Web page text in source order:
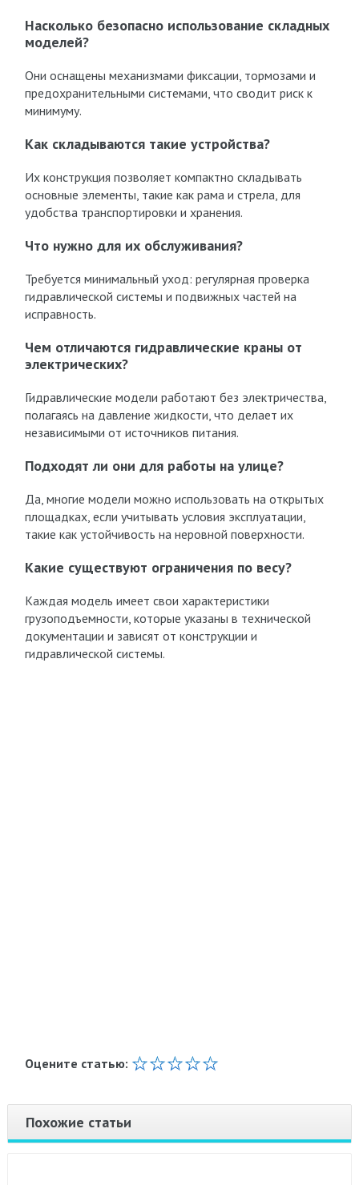
Насколько безопасно использование складных
моделей?
Они оснащены механизмами фиксации, тормозами и
предохранительными системами, что сводит риск к
минимуму.
Как складываются такие устройства?
Их конструкция позволяет компактно складывать
основные элементы, такие как рама и стрела, для
удобства транспортировки и хранения.
Что нужно для их обслуживания?
Требуется минимальный уход: регулярная проверка
гидравлической системы и подвижных частей на
исправность.
Чем отличаются гидравлические краны от
электрических?
Гидравлические модели работают без электричества,
полагаясь на давление жидкости, что делает их
независимыми от источников питания.
Подходят ли они для работы на улице?
Да, многие модели можно использовать на открытых
площадках, если учитывать условия эксплуатации,
такие как устойчивость на неровной поверхности.
Какие существуют ограничения по весу?
Каждая модель имеет свои характеристики
грузоподъемности, которые указаны в технической
документации и зависят от конструкции и
гидравлической системы.
Оцените статью:
Похожие статьи